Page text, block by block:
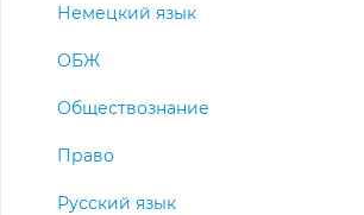
Немецкий язык
ОБЖ
Обществознание
Право
Русский язык